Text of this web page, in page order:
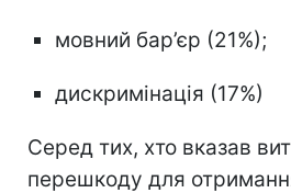
мовний бар’єр (21%);
дискримінація (17%)
Серед тих, хто вказав
перешкоду для